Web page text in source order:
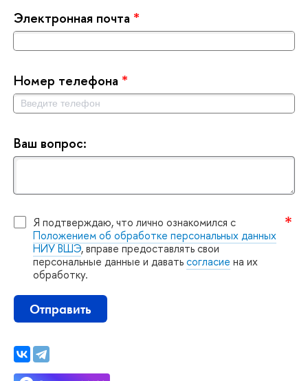
Электронная почта *
Номер телефона *
аш вопрос:
Я подтверждаю, что лично ознакомился с
Положением об обработке персональных данных
НИУ ВШЭ, вправе предоставлять свои
персональные данные и даватьсогласие на их
обработку.
Отправить